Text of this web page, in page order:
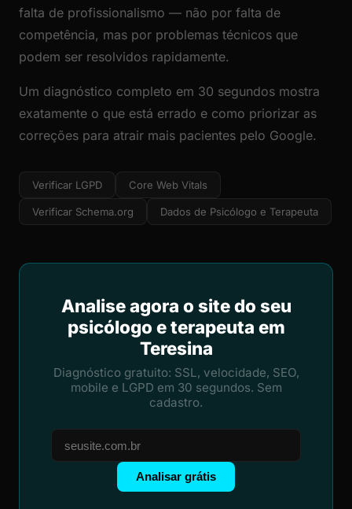
falta de profissionalismo — não por falta de
competência, mas por problemas técnicos que
podem ser resolvidos rapidamente.
Um diagnóstico completo em 30 segundos mostra
exatamente o que está errado e como priorizar as
correções para atrair mais pacientes pelo Google.
Verificar LGPD Core Web Vitals
Verificar Schema.org Dados de Psicólogo e Terapeuta
Analise agora o site do seu
psicólogo e terapeuta em
Teresina
Diagnóstico gratuito: SSL, velocidade, SEO,
mobile e LGPD em 30 segundos. Sem
cadastro.
Analisar grátis